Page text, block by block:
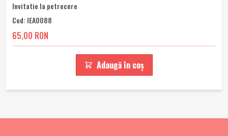
Invitatie la petrecere
Cod: IEA0088
65,00 RON
Adaugă în coș